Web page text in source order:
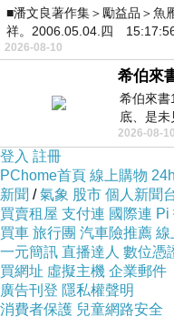
■潘文良著作集＞勵益品＞
祥。2006.05.04.四
2026-08-10
希伯來
希伯來
底、是
美好的證
2026-08-10
登入 註冊
PChome首頁 線上購物
新聞 /氣象 股市 個人新聞
買賣租屋 支付連 國際連 Pi
買車 旅行團 汽車險推薦 線
一元簡訊 直播達人 數位憑
買網址 虛擬主機 企業郵件
廣告刊登 隱私權聲明
消費者保護 兒童網路安全